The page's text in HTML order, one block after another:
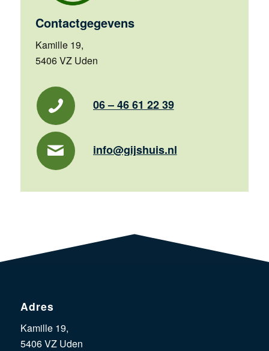
Contactgegevens
Kamille 19,
5406 VZ Uden
06 – 46 61 22 39
info@gijshuis.nl
Adres
Kamille 19,
5406 VZ Uden